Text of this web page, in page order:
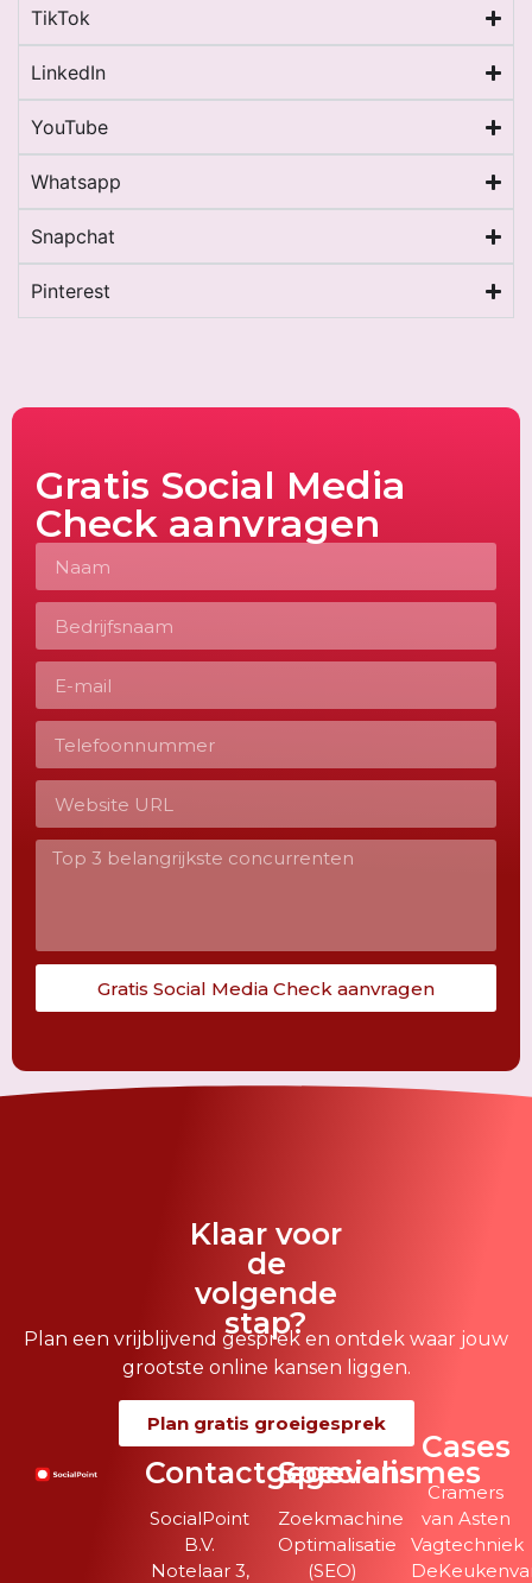
TikTok
LinkedIn
YouTube
Whatsapp
Snapchat
Pinterest
Gratis Social Media
Check aanvragen
Gratis Social Media Check aanvragen
Klaar voor
de
volgende
stap?
Plan een vrijblijvend gesprek en ontdek waar jouw
grootste online kansen liggen.
Plan gratis groeigesprek
Contactgegevens
SocialPoint
B.V.
Notelaar 3,
Specialismes
Zoekmachine
Optimalisatie
(SEO)
Cases
Cramers
van Asten
Vagtechniek